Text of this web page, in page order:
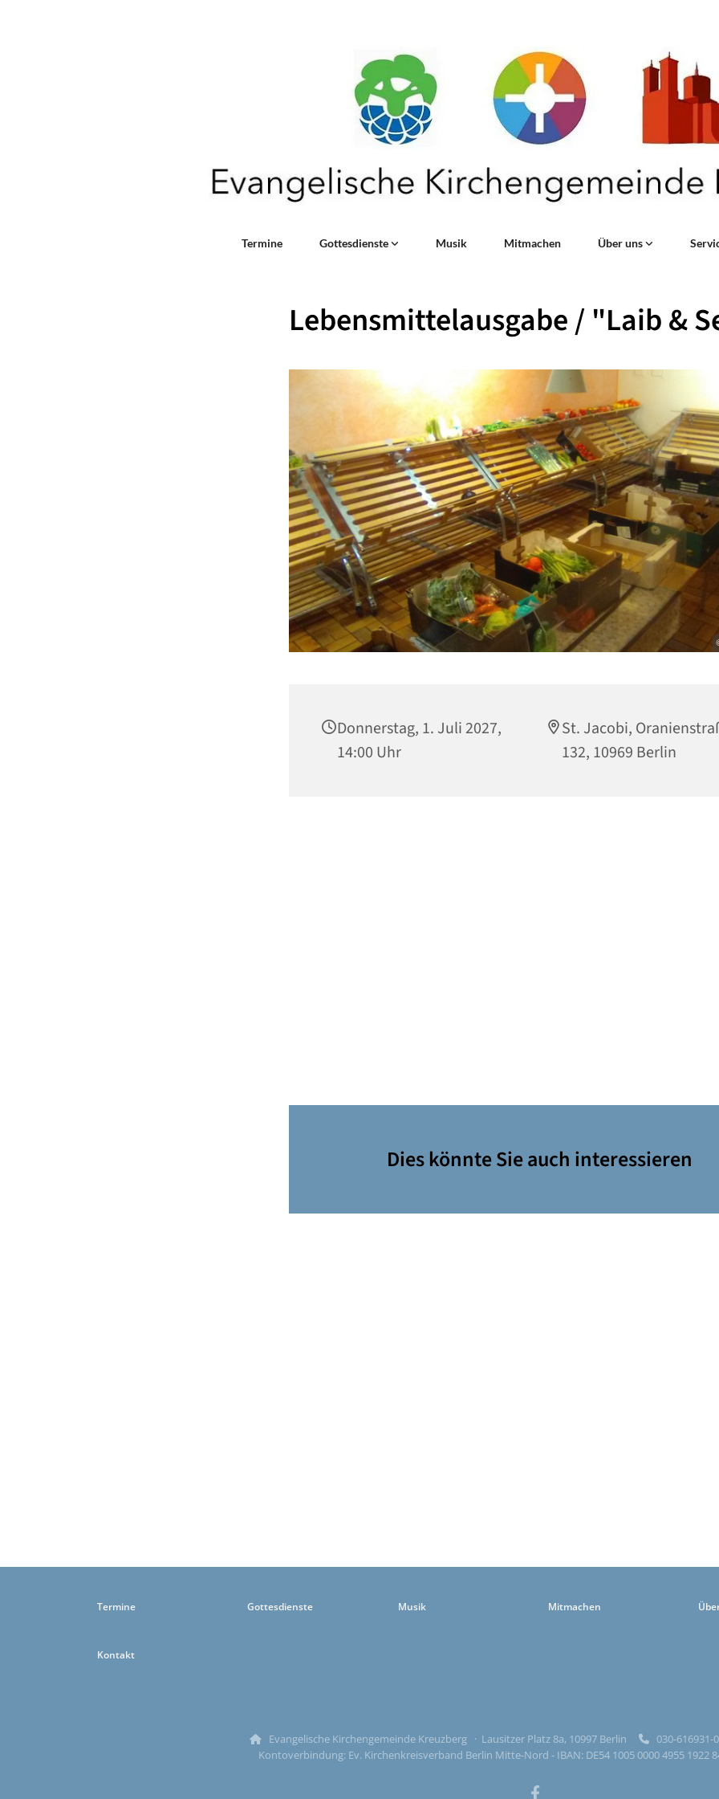
Termine Gottesdienste Musik Mitmachen Über uns
Lebensmittelausgabe / "Laib &
Donnerstag, 1. Juli 2027,
14:00 Uhr
St. Jacobi,
132, 10969 Berlin
Dies könnte Sie auch interessieren
Termine Gottesdienste Musik Mitmachen
Kontakt
Evangelische Kirchengemeinde Kreuzberg · Lausitzer Platz 8a, 10997 Berlin 030-
Kontoverbindung: Ev. Kirchenkreisverband Berlin Mitte-Nord - IBAN: DE54 1005 0000 4955 1922 84